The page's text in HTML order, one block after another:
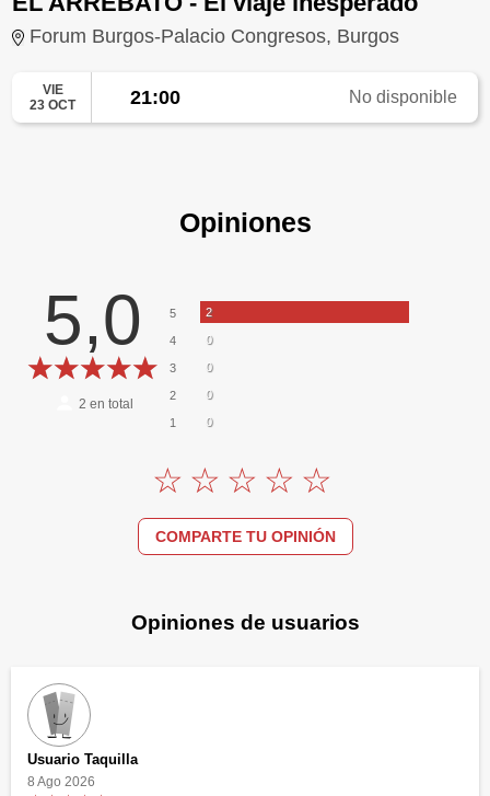
Forum Burgos-Palacio Congresos, Burgos
VIE
23 OCT
21:00 No disponible
Opiniones
5,0
2 en total
5 2
4 0
3 0
2 0
1 0
COMPARTE TU OPINIÓN
Opiniones de usuarios
Usuario Taquilla
8 Ago 2026